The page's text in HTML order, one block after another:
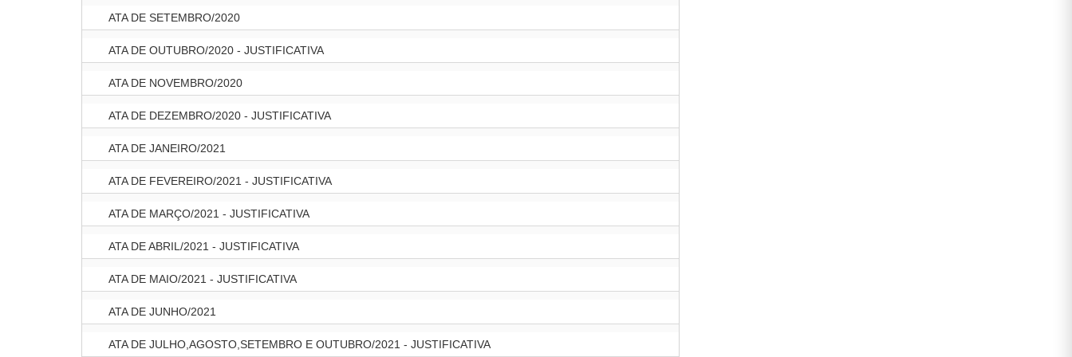
ATA DE SETEMBRO/2020
ATA DE OUTUBRO/2020 - JUSTIFICATIVA
ATA DE NOVEMBRO/2020
ATA DE DEZEMBRO/2020 - JUSTIFICATIVA
ATA DE JANEIRO/2021
ATA DE FEVEREIRO/2021 - JUSTIFICATIVA
ATA DE MARÇO/2021 - JUSTIFICATIVA
ATA DE ABRIL/2021 - JUSTIFICATIVA
ATA DE MAIO/2021 - JUSTIFICATIVA
ATA DE JUNHO/2021
ATA DE JULHO,AGOSTO,SETEMBRO E OUTUBRO/2021 - JUSTIFICATIVA